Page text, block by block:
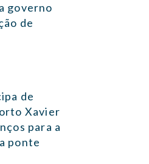
governo
de
de
Xavier
para a
ponte